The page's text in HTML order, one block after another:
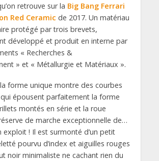
retrouve sur la Big Bang Ferrari
Red Ceramic de 2017. Un matériau
protégé par trois brevets,
développé et produit en interne par
« Recherches &
» et « Métallurgie et Matériaux ».
forme unique montre des courbes
épousent parfaitement la forme
montés en série et la roue
de marche exceptionnelle de…
exploit ! Il est surmonté d’un petit
pourvu d’index et aiguilles rouges
noir minimaliste ne cachant rien du